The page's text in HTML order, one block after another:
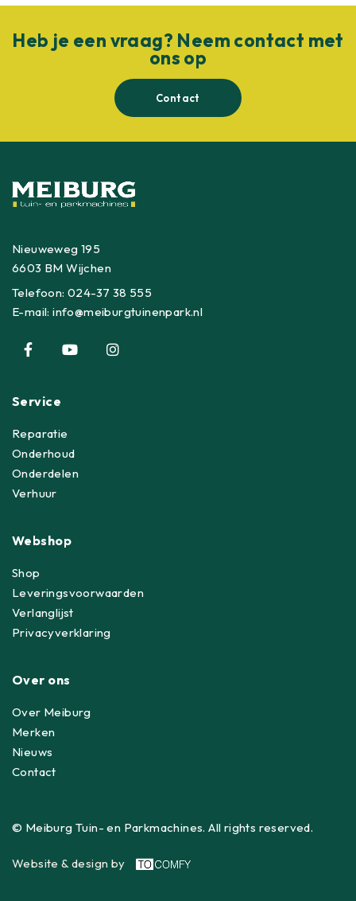
Heb je een vraag? Neem contact met
ons op
Contact
Nieuweweg 195
6603 BM Wijchen
Telefoon:024-37 38 555
E-mail:info@meiburgtuinenpark.nl
Service
Reparatie
Onderhoud
Onderdelen
Verhuur
Webshop
Shop
Leveringsvoorwaarden
Verlanglijst
Privacyverklaring
Over ons
Over Meiburg
Merken
Nieuws
Contact
© Meiburg Tuin- en Parkmachines. All rights reserved.
Website & design by